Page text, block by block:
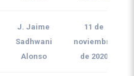
J. Jaime
Sadhwani
Alonso
11 de
noviembre
de 2020